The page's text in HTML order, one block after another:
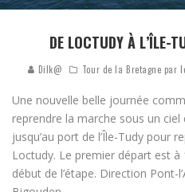
DE LOCTUDY À L’ÎLE-
Dilk@ Tour de la Bretagne par
Une nouvelle belle journée
reprendre la marche sous un ciel
jusqu’au port de l’Île-Tudy pour
Loctudy. Le premier départ est
début de l’étape. Direction Pont-